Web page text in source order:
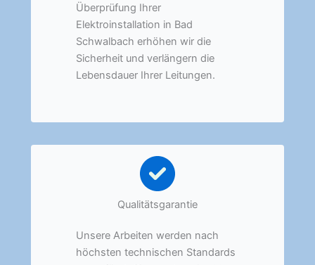
Überprüfung Ihrer
Elektroinstallation in Bad
Schwalbach erhöhen wir die
Sicherheit und verlängern die
Lebensdauer Ihrer Leitungen.
Qualitätsgarantie
Unsere Arbeiten werden nach
höchsten technischen Standards